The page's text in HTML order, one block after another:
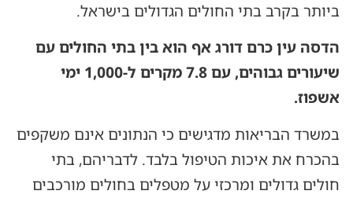
ביותר בקרב בתי החולים הגדולים בישראל.
הדסה עין כרם דורג אף הוא בין בתי החולים עם
שיעורים גבוהים, עם 7.8 מקרים ל-1,000 ימי
אשפוז.
במשרד הבריאות מדגישים כי הנתונים אינם משקפים
בהכרח את איכות הטיפול בלבד. לדבריהם, בתי
חולים גדולים ומרכזי על מטפלים בחולים מורכבים